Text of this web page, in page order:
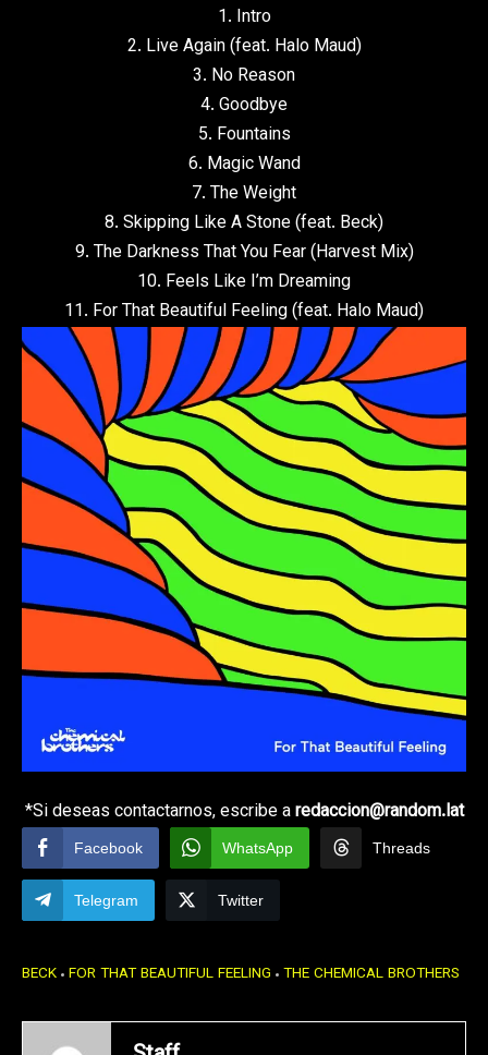
1. Intro
2. Live Again (feat. Halo Maud)
3. No Reason
4. Goodbye
5. Fountains
6. Magic Wand
7. The Weight
8. Skipping Like A Stone (feat. Beck)
9. The Darkness That You Fear (Harvest Mix)
10. Feels Like I’m Dreaming
11. For That Beautiful Feeling (feat. Halo Maud)
*Si deseas contactarnos, escribe aredaccion@random.lat
Facebook WhatsApp Threads
Telegram Twitter
BECK FOR THAT BEAUTIFUL FEELING THE CHEMICAL BROTHERS